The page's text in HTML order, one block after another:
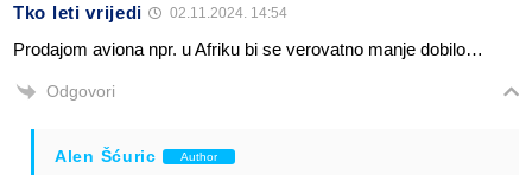
Tko leti vrijedi 02.11.2024. 14:54
Prodajom aviona npr. u Afriku bi se verovatno manje dobilo…
Odgovori
Alen Šćuric Author